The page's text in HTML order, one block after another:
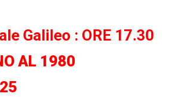
Galileo : ORE 17.30
AL 1980